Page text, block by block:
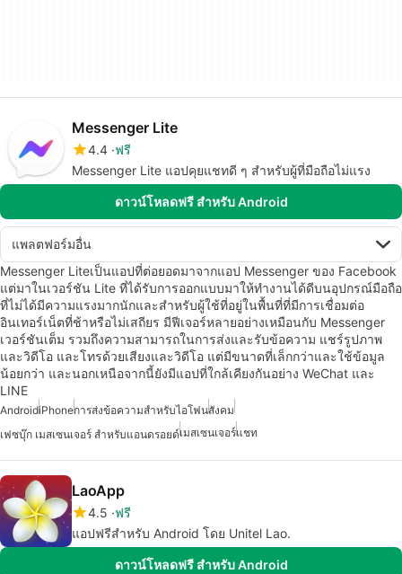
Messenger Lite
4.4 ฟรี
Messenger Lite แอปคุยแชทดี ๆ สำหรับผู้ที่มือถือไม่แรง
ดาวน์โหลดฟรี สำหรับ Android
แพลตฟอร์มอื่น
Messenger Liteเป็นแอปที่ต่อยอดมาจากแอป Messenger ของ Facebook
แต่มาในเวอร์ชัน Lite ที่ได้รับการออกแบบมาให้ทำงานได้ดีบนอุปกรณ์มือถือ
ที่ไม่ได้มีความแรงมากนักและสำหรับผู้ใช้ที่อยู่ในพื้นที่ที่มีการเชื่อมต่อ
อินเทอร์เน็ตที่ช้าหรือไม่เสถียร มีฟีเจอร์หลายอย่างเหมือนกับ Messenger
เวอร์ชันเต็ม รวมถึงความสามารถในการส่งและรับข้อความ แชร์รูปภาพ
และวิดีโอ และโทรด้วยเสียงและวิดีโอ แต่มีขนาดที่เล็กกว่าและใช้ข้อมูล
น้อยกว่า และนอกเหนือจากนี้ยังมีแอปที่ใกล้เคียงกันอย่าง WeChat และ
LINE
AndroidiPhoneการส่งข้อความสำหรับไอโฟนสังคม
เฟซบุ๊ก เมสเซนเจอร์ สำหรับแอนดรอยด์เมสเซนเจอร์แชท
LaoApp
4.5 ฟรี
แอปฟรีสำหรับ Android โดย Unitel Lao.
ดาวน์โหลดฟรี สำหรับ Android